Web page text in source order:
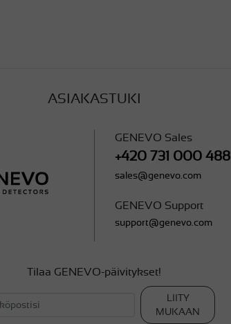
ASIAKASTUKI
GENEVO Sales
+420 731 000 488
sales@genevo.com
GENEVO Support
support@genevo.com
Tilaa GENEVO-päivitykset!
LIITY
MUKAAN